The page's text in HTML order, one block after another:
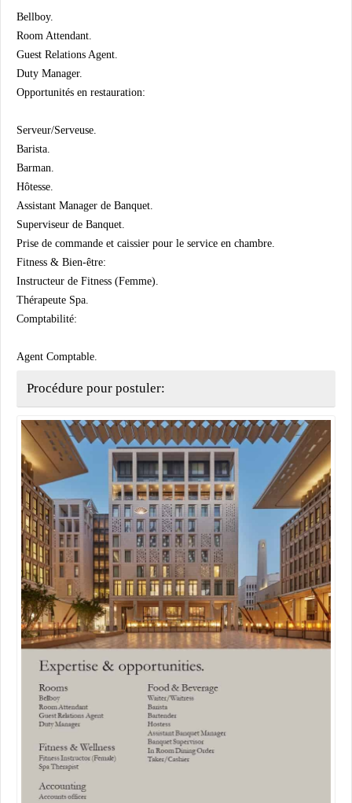
Bellboy.
Room Attendant.
Guest Relations Agent.
Duty Manager.
Opportunités en restauration:
Serveur/Serveuse.
Barista.
Barman.
Hôtesse.
Assistant Manager de Banquet.
Superviseur de Banquet.
Prise de commande et caissier pour le service en chambre.
Fitness & Bien-être:
Instructeur de Fitness (Femme).
Thérapeute Spa.
Comptabilité:
Agent Comptable.
Procédure pour postuler: